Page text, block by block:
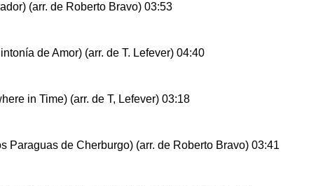
(arr. de Roberto Bravo) 03:53
de Amor) (arr. de T. Lefever) 04:40
in Time) (arr. de T, Lefever) 03:18
Paraguas de Cherburgo) (arr. de Roberto Bravo) 03:41